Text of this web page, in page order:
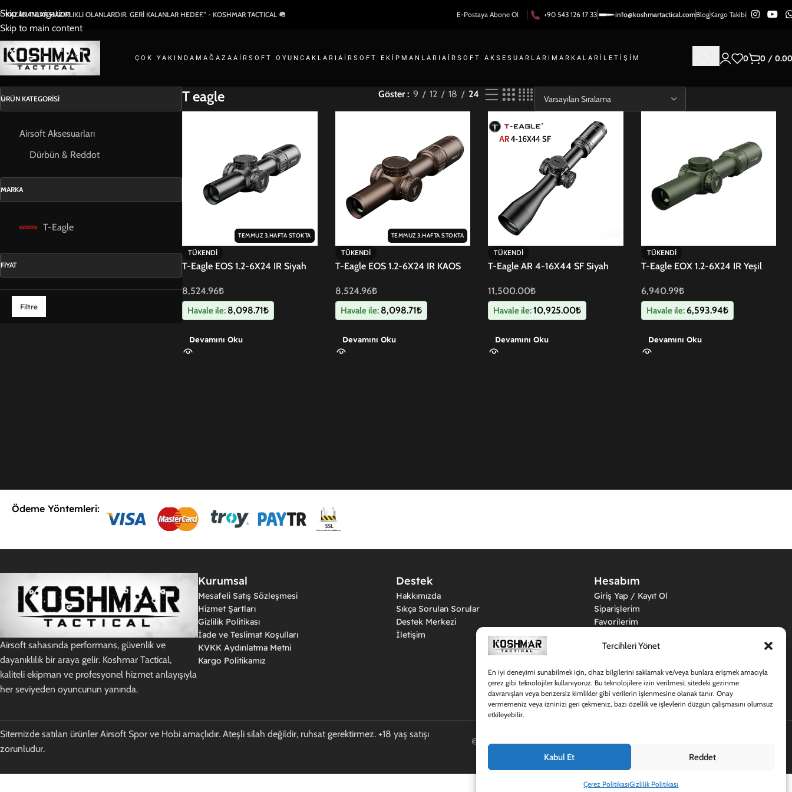
Tercihleri Yönet
En iyi deneyimi sunabilmek için, cihaz bilgilerini saklamak ve/veya bunlara erişmek amacıyla
çerez gibi teknolojiler kullanıyoruz. Bu teknolojilere izin verilmesi; sitedeki gezinme
davranışları veya benzersiz kimlikler gibi verilerin işlenmesine olanak tanır. Onay
vermemeniz veya izninizi geri çekmeniz, bazı özellik ve işlevlerin düzgün çalışmasını olumsuz
etkileyebilir.
Kabul Et Reddet
Çerez PolitikasıGizlilik Politikası
Skip to navigation
Skip to main content
“KAZANANLAR HAZIRLIKLI OLANLARDIR. GERİ KALANLAR HEDEF.” - KOSHMAR TACTICAL 🪖 E-Postaya Abone Ol +90 543 126 17 33 info@koshmartactical.comBlogKargo Takibi
ÇOK YAKINDA MAĞAZA AIRSOFT OYUNCAKLARI AIRSOFT EKIPMANLARI AIRSOFT AKSESUARLARI MARKALAR İLETIŞIM 0 0 / 0.00
ÜRÜN KATEGORISI
Airsoft Aksesuarları
Dürbün & Reddot
MARKA
T-Eagle
FIYAT
T eagle Göster 9 12 18 24
TEMMUZ 3.HAFTA STOKTA
TÜKENDI
T-Eagle EOS 1.2-6X24 IR Siyah
8,524.96₺
Havale ile: 8,098.71₺
Devamını Oku
TEMMUZ 3.HAFTA STOKTA
TÜKENDI
T-Eagle EOS 1.2-6X24 IR KAOS
8,524.96₺
Havale ile: 8,098.71₺
Devamını Oku
TÜKENDI
T-Eagle AR 4-16X44 SF Siyah
11,500.00₺
Havale ile:10,925.00₺
Devamını Oku
TÜKENDI
T-Eagle EOX 1.2-6X24 IR Yeşil
6,940.99₺
Havale ile:6,593.94₺
Devamını Oku
Ödeme Yöntemleri:
Airsoft sahasında performans, güvenlik ve
dayanıklılık bir araya gelir. Koshmar Tactical,
kaliteli ekipman ve profesyonel hizmet anlayışıyla
her seviyeden oyuncunun yanında.
Kurumsal
Mesafeli Satış Sözleşmesi
Hizmet Şartları
Gizlilik Politikası
İade ve Teslimat Koşulları
KVKK Aydınlatma Metni
Kargo Politikamız
Destek
Hakkımızda
Sıkça Sorulan Sorular
Destek Merkezi
İletişim
Hesabım
Giriş Yap / Kayıt Ol
Siparişlerim
Favorilerim
Adreslerim
Sitemizde satılan ürünler Airsoft Spor ve Hobi amaçlıdır. Ateşli silah değildir, ruhsat gerektirmez. +18 yaş satışı
zorunludur.
© 2026 Koshmar Tactical. Tüm hakları saklıdır. | Design by: